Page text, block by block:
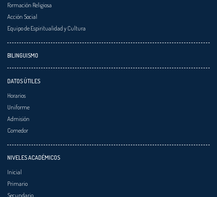
Formación Religiosa
Acción Social
Equipo de Espiritualidad y Cultura
BILINGUISMO
DATOS ÚTILES
Horarios
Uniforme
Admisión
Comedor
NIVELES ACADÉMICOS
Inicial
Primario
Secundario